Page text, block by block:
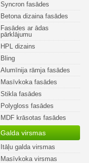
Syncron fasādes
Betona dizaina fasādes
Fasādes ar ādas
pārklājumu
HPL dizains
Bling
Alumīnija rāmja fasādes
Masīvkoka fasādes
Stikla fasādes
Polygloss fasādes
MDF krāsotas fasādes
Galda virsmas
Itāļu galda virsmas
Masīvkoka virsmas